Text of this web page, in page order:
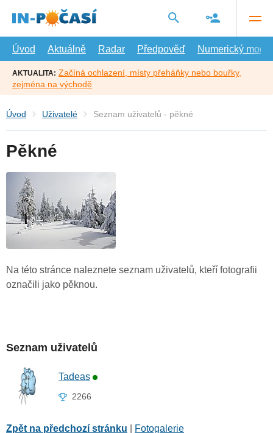
hlavní
Úvod
Aktuálně Radar Předpověď Numerický model
AKTUALITA: Začíná ochlazení, místy přeháňky nebo bouřky,
zejména na východě
Úvod Uživatelé Seznam uživatelů - pěkné
Pěkné
Na této stránce naleznete seznam uživatelů, kteří fotografii
označili jako pěknou.
Seznam uživatelů
Tadeas
2266
Zpět na předchozí stránku Fotogalerie